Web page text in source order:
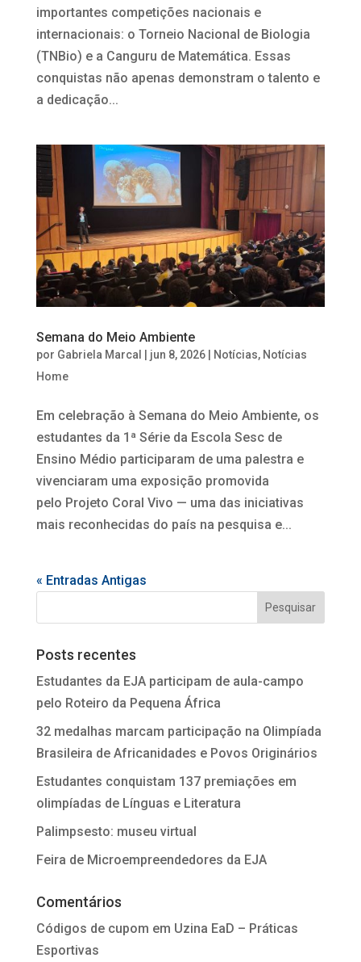
importantes competições nacionais e
internacionais: o Torneio Nacional de Biologia
(TNBio) e a Canguru de Matemática. Essas
conquistas não apenas demonstram o talento e
a dedicação...
Semana do Meio Ambiente
por Gabriela Marcal jun 8, 2026| Notícias, Notícias
Home
Em celebração à Semana do Meio Ambiente, os
estudantes da 1ª Série da Escola Sesc de
Ensino Médio participaram de uma palestra e
vivenciaram uma exposição promovida
pelo Projeto Coral Vivo — uma das iniciativas
mais reconhecidas do país na pesquisa e...
« Entradas Antigas
Posts recentes
Estudantes da EJA participam de aula-campo
pelo Roteiro da Pequena África
32 medalhas marcam participação na Olimpíada
Brasileira de Africanidades e Povos Originários
Estudantes conquistam 137 premiações em
olimpíadas de Línguas e Literatura
Palimpsesto: museu virtual
Feira de Microempreendedores da EJA
Comentários
Códigos de cupom em Uzina EaD – Práticas
Esportivas